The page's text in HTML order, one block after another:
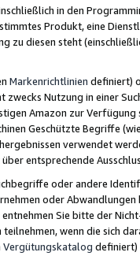
in den
Produkt, eine
zu diesen steht
Markenrichtlinien definiert)
zwecks Nutzung in einer
Amazon zur
Geschützte Begriffe
verwendet
entsprechende
oder andere
oder
Sie bitte der
wenn die sich
Vergütungskatalog definiert)